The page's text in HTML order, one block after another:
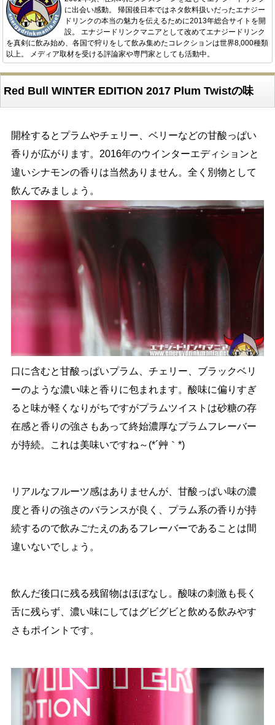
に出会い感動。 帰国後日本ではネタ飲料扱いだったエナジー
ドリンクの本当の魅力を伝えるために2013年総合サイトを開
設。 エナジードリンクマニアとして改めてエナジードリンク
を真剣に飲み始め、各国で狩りをして飲み集めたコレクションは世界8,000種類
以上。 メディア取材を受ける評論家や専門家としても活動中。
Red Bull WINTER EDITION 2017 Plum Twistの味
開栓するとプラムやチェリー、ベリーなどの甘酸っぱい
香りが広がります。2016年のウインターエディションと
違いシナモンの香りは当然ありません。全く別物として
飲んでみましょう。
口に含むと甘酸っぱいプラム、チェリー、ブラックベリ
ーのような濃い味と香りに包まれます。酸味に偏りすぎ
ると味が軽くなりがちですがプラムツイストは砂糖の存
在感と香りの強さもあって終始濃厚なプラムフレーバー
が持続。これは美味いですね～(*´艸｀*)
リアルなフルーツ感はありませんが、甘酸っぱい味の濃
度と香りの強さのバランスが良く、プラム系の香りが持
続するので飲みごたえのあるフレーバーであることは間
違いないでしょう。
飲んだ後口に残る残留物はほぼなし。酸味の刺激も長く
舌に残らず、濃い味にしてはグビグビと飲める飲みやす
さもポイントです。